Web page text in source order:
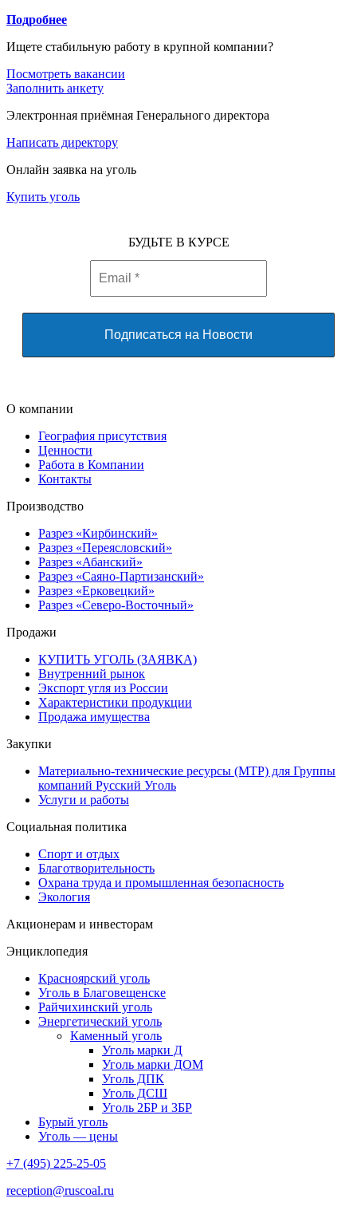
Подробнее
Ищете стабильную работу в крупной компании?
Посмотреть вакансии
Заполнить анкету
Электронная приёмная Генерального директора
Написать директору
Онлайн заявка на уголь
Купить уголь
БУДЬТЕ В КУРСЕ
О компании
География присутствия
Ценности
Работа в Компании
Контакты
Производство
Разрез «Кирбинский»
Разрез «Переясловский»
Разрез «Абанский»
Разрез «Саяно-Партизанский»
Разрез «Ерковецкий»
Разрез «Северо-Восточный»
Продажи
КУПИТЬ УГОЛЬ (ЗАЯВКА)
Внутренний рынок
Экспорт угля из России
Характеристики продукции
Продажа имущества
Закупки
Материально-технические ресурсы (МТР) для Группы
компаний Русский Уголь
Услуги и работы
Социальная политика
Спорт и отдых
Благотворительность
Охрана труда и промышленная безопасность
Экология
Акционерам и инвесторам
Энциклопедия
Красноярский уголь
Уголь в Благовещенске
Райчихинский уголь
Энергетический уголь
Каменный уголь
Уголь марки Д
Уголь марки ДОМ
Уголь ДПК
Уголь ДСШ
Уголь 2БР и 3БР
Бурый уголь
Уголь — цены
+7 (495) 225-25-05
reception@ruscoal.ru